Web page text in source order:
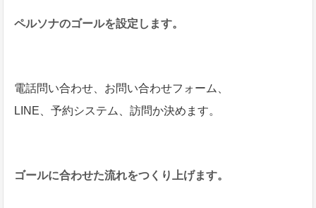
ペルソナのゴールを設定します。
電話問い合わせ、お問い合わせフォーム、
LINE、予約システム、訪問か決めます。
ゴールに合わせた流れをつくり上げます。